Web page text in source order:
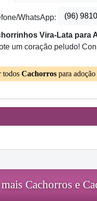
WhatsApp: (96)
Vira-Lata para
um coração peludo!
todos Cachorros para
Cachorros e